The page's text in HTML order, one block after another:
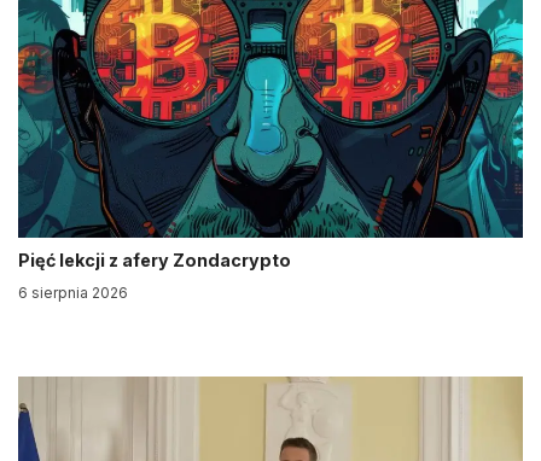
Pięć lekcji z afery Zondacrypto
6 sierpnia 2026